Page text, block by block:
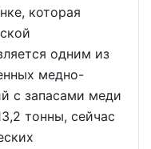
которая
одним из
медно-
с запасами меди
тонны, сейчас